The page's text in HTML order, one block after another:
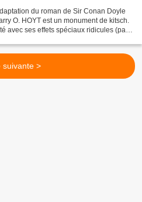
du roman de Sir Conan Doyle
O. HOYT est un monument de kitsch.
avec ses effets spéciaux ridicules (par
suivante >